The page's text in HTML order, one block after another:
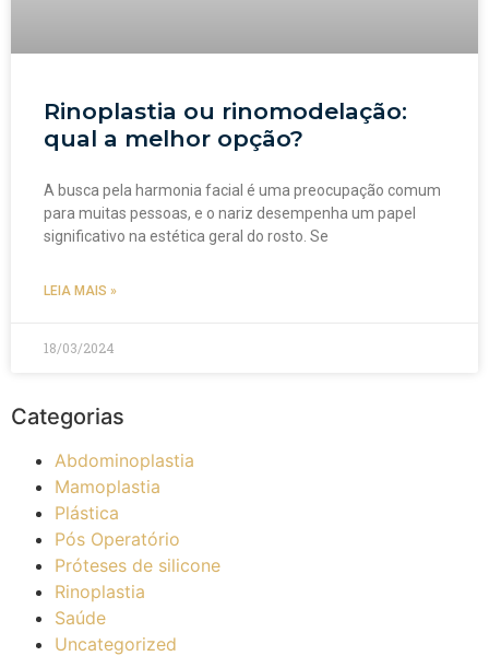
Rinoplastia ou rinomodelação:
qual a melhor opção?
A busca pela harmonia facial é uma preocupação comum
para muitas pessoas, e o nariz desempenha um papel
significativo na estética geral do rosto. Se
LEIA MAIS »
18/03/2024
Categorias
Abdominoplastia
Mamoplastia
Plástica
Pós Operatório
Próteses de silicone
Rinoplastia
Saúde
Uncategorized